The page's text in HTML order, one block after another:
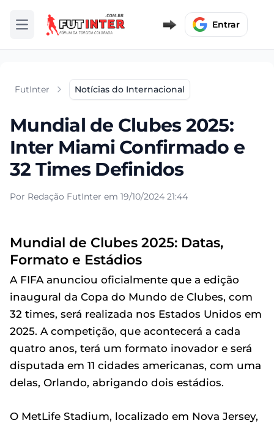
Abrir menu Entrar
FutInter Notícias do Internacional
Mundial de Clubes 2025:
Inter Miami Confirmado e
32 Times Definidos
Por Redação FutInter em 19/10/2024 21:44
Mundial de Clubes 2025: Datas,
Formato e Estádios
A FIFA anunciou oficialmente que a edição
inaugural da Copa do Mundo de Clubes, com
32 times, será realizada nos Estados Unidos em
2025. A competição, que acontecerá a cada
quatro anos, terá um formato inovador e será
disputada em 11 cidades americanas, com uma
delas, Orlando, abrigando dois estádios.
O MetLife Stadium, localizado em Nova Jersey,